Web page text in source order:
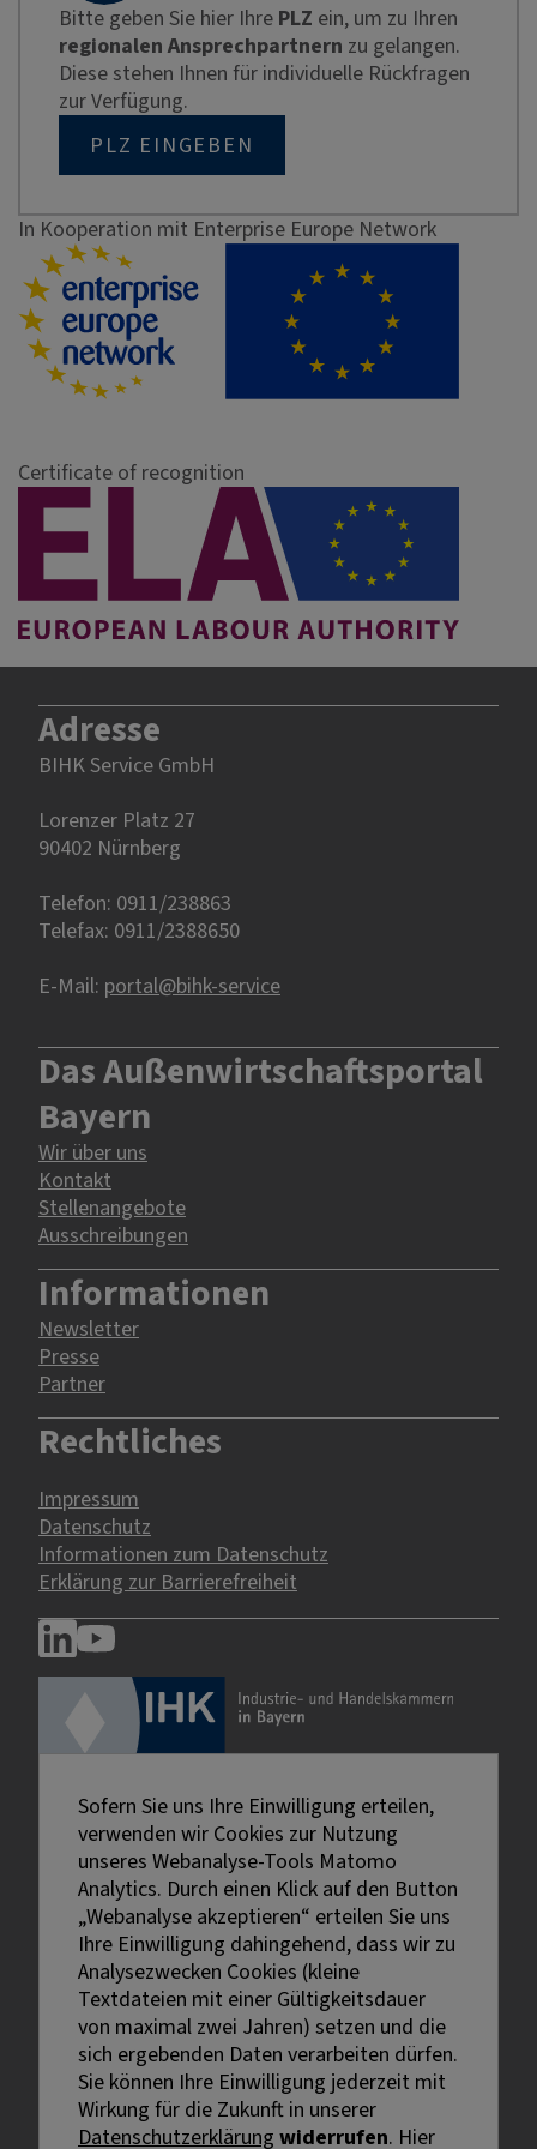
Bitte geben Sie hier Ihre PLZ ein, um zu Ihren
regionalen Ansprechpartnern zu gelangen.
Diese stehen Ihnen für individuelle Rückfragen
zur Verfügung.
PLZ EINGEBEN
In Kooperation mit Enterprise Europe Network
Certificate of recognition
Adresse
BIHK Service GmbH
Lorenzer Platz 27
90402 Nürnberg‎‎
Telefon: 0911/238863
Telefax: 0911/2388650
E-Mail: portal@bihk-service
Das Außenwirtschaftsportal
Bayern
Wir über uns
Kontakt
Stellenangebote
Ausschreibungen
Informationen
Newsletter
Presse
Partner
Rechtliches
Impressum
Datenschutz
Informationen zum Datenschutz
Erklärung zur Barrierefreiheit
Externe Links sind mit dem Symbol
gekennzeichnet.
Sofern Sie uns Ihre Einwilligung erteilen,
verwenden wir Cookies zur Nutzung
unseres Webanalyse-Tools Matomo
Analytics. Durch einen Klick auf den Button
„Webanalyse akzeptieren“ erteilen Sie uns
Ihre Einwilligung dahingehend, dass wir zu
Analysezwecken Cookies (kleine
Textdateien mit einer Gültigkeitsdauer
von maximal zwei Jahren) setzen und die
sich ergebenden Daten verarbeiten dürfen.
Sie können Ihre Einwilligung jederzeit mit
Wirkung für die Zukunft in unserer
Datenschutzerklärung widerrufen. Hier